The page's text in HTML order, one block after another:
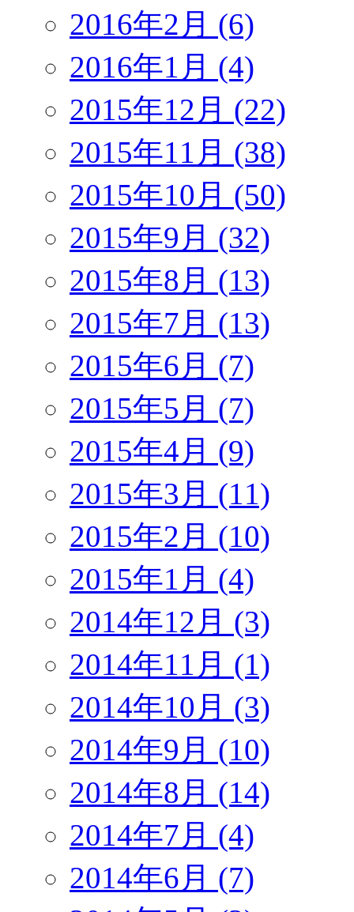
2016年2月 (6)
2016年1月 (4)
2015年12月 (22)
2015年11月 (38)
2015年10月 (50)
2015年9月 (32)
2015年8月 (13)
2015年7月 (13)
2015年6月 (7)
2015年5月 (7)
2015年4月 (9)
2015年3月 (11)
2015年2月 (10)
2015年1月 (4)
2014年12月 (3)
2014年11月 (1)
2014年10月 (3)
2014年9月 (10)
2014年8月 (14)
2014年7月 (4)
2014年6月 (7)